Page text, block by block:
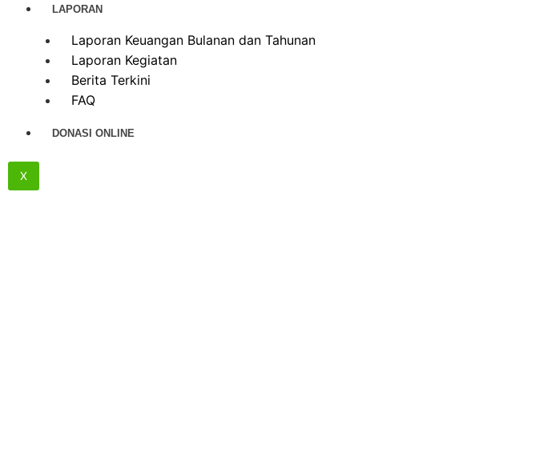
LAPORAN
Laporan Keuangan Bulanan dan Tahunan
Laporan Kegiatan
Berita Terkini
FAQ
DONASI ONLINE
X